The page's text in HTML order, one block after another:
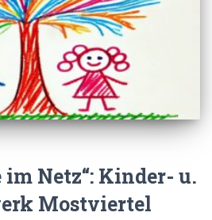
im Netz“: Kinder- u.
Mostviertel